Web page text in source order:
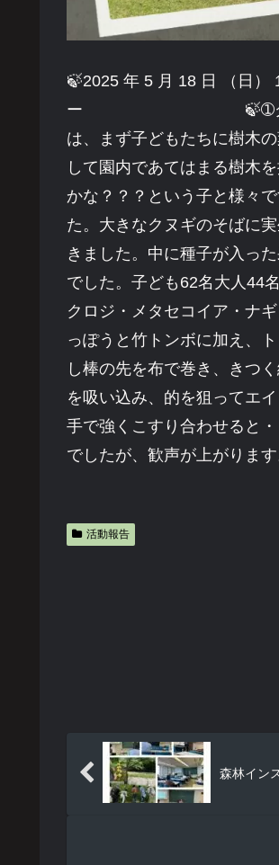
🍃2025 年 5 月 18 日 （日）
ー 🍃➀グリーンフェ
は、まず子どもたちに樹木
して園内であてはまる樹木
かな？？？という子と様々
た。大きなクヌギのそばに
きました。中に種子が入っ
でした。子ども62名大人44
クロジ・メタセコイア・ナ
っぽうと竹トンボに加え、
し棒の先を布で巻き、きつ
を吸い込み、的を狙ってエ
手で強くこすり合わせると
でしたが、歓声が上がりま
活動報告
森林イン